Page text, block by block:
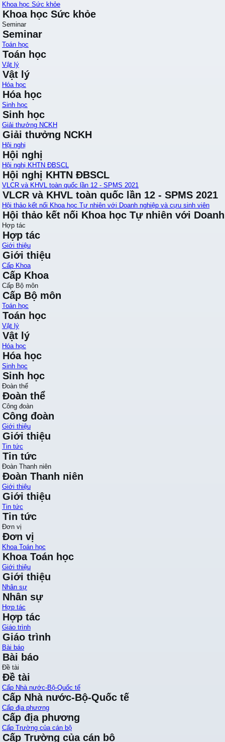
Khoa học Sức khỏe
Khoa học Sức khỏe
Seminar
Seminar
Toán học
Toán học
Vật lý
Vật lý
Hóa học
Hóa học
Sinh học
Sinh học
Giải thưởng NCKH
Giải thưởng NCKH
Hội nghị
Hội nghị
Hội nghị KHTN ĐBSCL
Hội nghị KHTN ĐBSCL
VLCR và KHVL toàn quốc lần 12 - SPMS 2021
VLCR và KHVL toàn quốc lần 12 - SPMS 2021
Hội thảo kết nối Khoa học Tự nhiên với Doanh nghiệp và cựu sinh viên
Hội thảo kết nối Khoa học Tự nhiên với
Hợp tác
Hợp tác
Giới thiệu
Giới thiệu
Cấp Khoa
Cấp Khoa
Cấp Bộ môn
Cấp Bộ môn
Toán học
Toán học
Vật lý
Vật lý
Hóa học
Hóa học
Sinh học
Sinh học
Đoàn thể
Đoàn thể
Công đoàn
Công đoàn
Giới thiệu
Giới thiệu
Tin tức
Tin tức
Đoàn Thanh niên
Đoàn Thanh niên
Giới thiệu
Giới thiệu
Tin tức
Tin tức
Đơn vị
Đơn vị
Khoa Toán học
Khoa Toán học
Giới thiệu
Giới thiệu
Nhân sự
Nhân sự
Hợp tác
Hợp tác
Giáo trình
Giáo trình
Bài báo
Bài báo
Đề tài
Đề tài
Cấp Nhà nước-Bộ-Quốc tế
Cấp Nhà nước-Bộ-Quốc tế
Cấp địa phương
Cấp địa phương
Cấp Trường của cán bộ
Cấp Trường của cán bộ